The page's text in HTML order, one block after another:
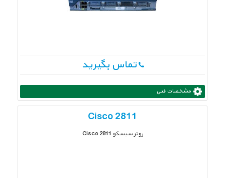
تماس بگیرید
مشخصات فنی
Cisco 2811
روتر سیسکو 2811 Cisco